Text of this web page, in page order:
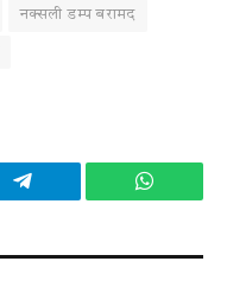
नक्सली डम्प बरामद
Telegram